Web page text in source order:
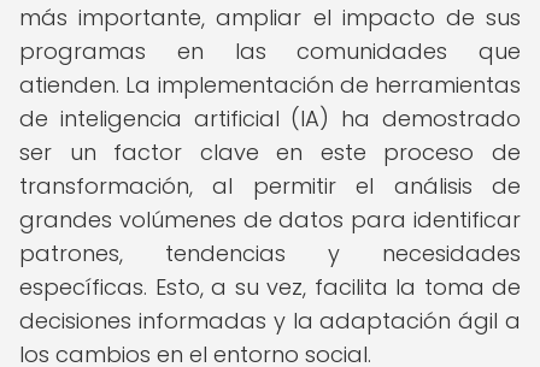
más importante, ampliar el impacto de sus
programas en las comunidades que
atienden. La implementación de herramientas
de inteligencia artificial (IA) ha demostrado
ser un factor clave en este proceso de
transformación, al permitir el análisis de
grandes volúmenes de datos para identificar
patrones, tendencias y necesidades
específicas. Esto, a su vez, facilita la toma de
decisiones informadas y la adaptación ágil a
los cambios en el entorno social.